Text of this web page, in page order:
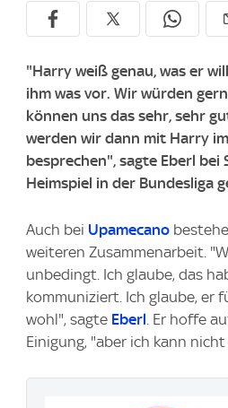
"Harry weiß genau, was er
ihm was vor. Wir würden
können uns das sehr, sehr
werden wir dann mit Harry
besprechen", sagte Eberl bei
Heimspiel in der Bundesliga
Auch bei Upamecano
weiteren Zusammenarbeit.
unbedingt. Ich glaube, das
kommuniziert. Ich glaube, er
wohl", sagte Eberl. Er hoffe
Einigung, "aber ich kann